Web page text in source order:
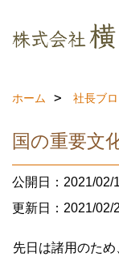
ホーム 社長ブ
国の重要文
公開日：2021/02/
更新日：2021/02/
先日は諸用のため